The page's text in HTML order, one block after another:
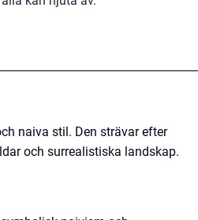
naiva stil. Den strävar efter
och surrealistiska landskap.